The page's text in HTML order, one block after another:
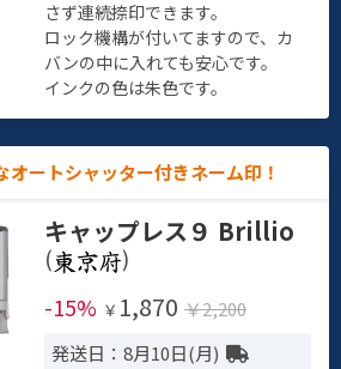
さず連続捺印できます。
ロック機構が付いてますので、カ
バンの中に入れても安心です。
インクの色は朱色です。
オートシャッター付きネーム印！
キャップレス９ Brillio
(
)
-15% ￥ 1,870 ￥2,200
発送日：8月10日(月)